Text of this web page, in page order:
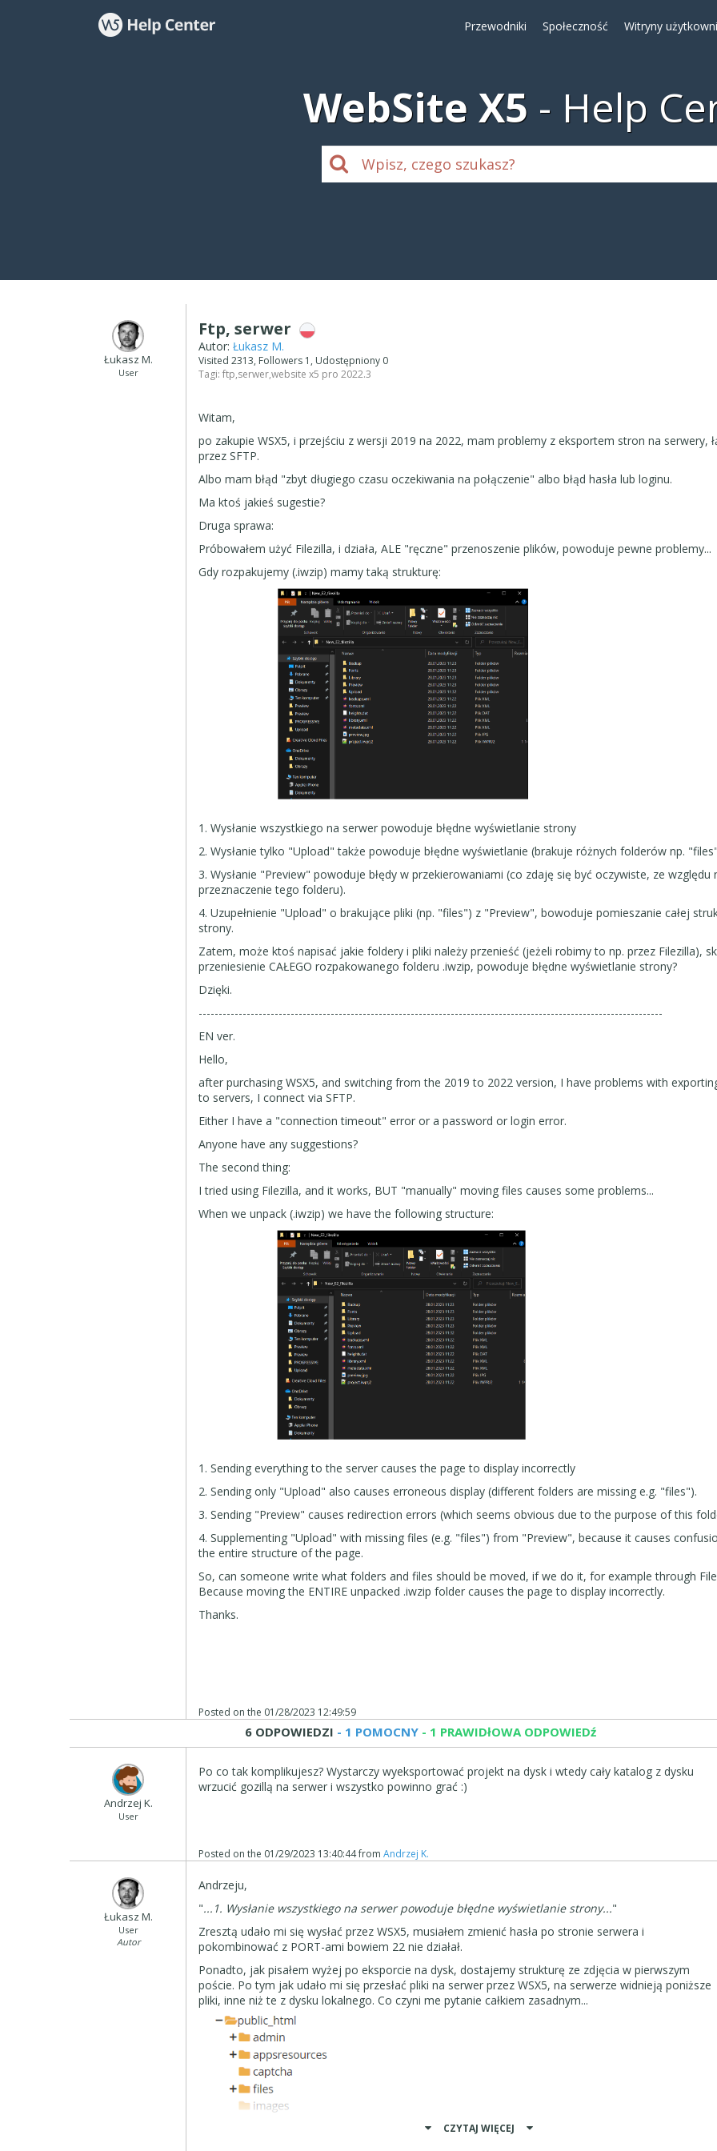
Przewodniki Społeczność Witryny
WebSite X5 Help
Łukasz M.
User
Ftp, serwer
Autor:Łukasz M.
Visited 2313, Followers 1, Udostępniony 0
Tagi:ftp,serwer,website x5 pro 2022.3
Witam,
po zakupie WSX5, i przejściu z wersji 2019 na 2022, mam problemy z eksportem stron na serwery,
przez SFTP.
Albo mam błąd "zbyt długiego czasu oczekiwania na połączenie" albo błąd hasła lub loginu.
Ma ktoś jakieś sugestie?
Druga sprawa:
Próbowałem użyć Filezilla, i działa, ALE "ręczne" przenoszenie plików, powoduje pewne problemy...
Gdy rozpakujemy (.iwzip) mamy taką strukturę:
1. Wysłanie wszystkiego na serwer powoduje błędne wyświetlanie strony
2. Wysłanie tylko "Upload" także powoduje błędne wyświetlanie (brakuje różnych folderów np.
3. Wysłanie "Preview" powoduje błędy w przekierowaniami (co zdaję się być oczywiste, ze względu
przeznaczenie tego folderu).
4. Uzupełnienie "Upload" o brakujące pliki (np. "files") z "Preview", bowoduje pomieszanie całej
strony.
Zatem, może ktoś napisać jakie foldery i pliki należy przenieść (jeżeli robimy to np. przez Filezilla),
przeniesienie CAŁEGO rozpakowanego folderu .iwzip, powoduje błędne wyświetlanie strony?
Dzięki.
--------------------------------------------------------------------------------------------------------------------
EN ver.
Hello,
after purchasing WSX5, and switching from the 2019 to 2022 version, I have problems with
to servers, I connect via SFTP.
Either I have a "connection timeout" error or a password or login error.
Anyone have any suggestions?
The second thing:
I tried using Filezilla, and it works, BUT "manually" moving files causes some problems...
When we unpack (.iwzip) we have the following structure:
1. Sending everything to the server causes the page to display incorrectly
2. Sending only "Upload" also causes erroneous display (different folders are missing e.g. "files").
3. Sending "Preview" causes redirection errors (which seems obvious due to the purpose of this
4. Supplementing "Upload" with missing files (e.g. "files") from "Preview", because it causes
the entire structure of the page.
So, can someone write what folders and files should be moved, if we do it, for example through
Because moving the ENTIRE unpacked .iwzip folder causes the page to display incorrectly.
Thanks.
Posted on the 01/28/2023 12:49:59
6 ODPOWIEDZI - 1 POMOCNY- 1 PRAWIDłOWA ODPOWIEDź
Andrzej K.
User
Po co tak komplikujesz? Wystarczy wyeksportować projekt na dysk i wtedy cały katalog z dysku
wrzucić gozillą na serwer i wszystko powinno grać :)
Posted on the 01/29/2023 13:40:44fromAndrzej K.
Łukasz M.
User
Autor
Andrzeju,
"... 1. Wysłanie wszystkiego na serwer powoduje błędne wyświetlanie strony..."
Zresztą udało mi się wysłać przez WSX5, musiałem zmienić hasła po stronie serwera i
pokombinować z PORT-ami bowiem 22 nie działał.
Ponadto, jak pisałem wyżej po eksporcie na dysk, dostajemy strukturę ze zdjęcia w pierwszym
poście. Po tym jak udało mi się przesłać pliki na serwer przez WSX5, na serwerze widnieją poniższe
pliki, inne niż te z dysku lokalnego. Co czyni me pytanie całkiem zasadnym...
CZYTAJ WIĘCEJ